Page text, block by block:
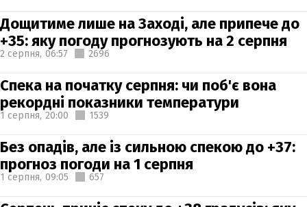
Дощитиме лише на Заході, але припече до
+35: яку погоду прогнозують на 2 серпня
2 серпня, 06:57 2696
Спека на початку серпня: чи поб'є вона
рекордні показники температури
1 серпня, 20:00 1539
Без опадів, але із сильною спекою до +37:
прогноз погоди на 1 серпня
1 серпня, 09:05 657